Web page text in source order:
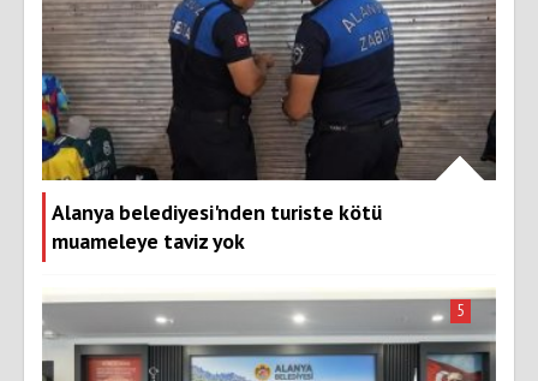
Alanya belediyesi'nden turiste kötü
muameleye taviz yok
5